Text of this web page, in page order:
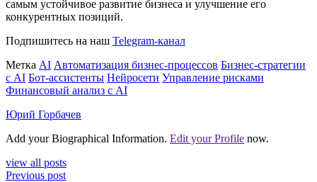
самым устойчивое развитие бизнеса и улучшение его
конкурентных позиций.
Подпишитесь на наш Telegram-канал
Метка AI Автоматизация бизнес-процессов Бизнес-стратегии
с AI Бот-ассистенты Нейросети Управление рисками
Финансовый анализ с AI
Юрий Горбачев
Add your Biographical Information. Edit your Profile now.
view all posts
Previous post